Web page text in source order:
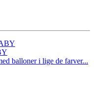
balloner i lige de farver...